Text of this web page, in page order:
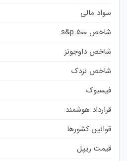
سواد مالی
شاخص s&p 500
شاخص داوجونز
شاخص نزدک
فیسبوک
قرارداد هوشمند
قوانین کشورها
قیمت ریپل